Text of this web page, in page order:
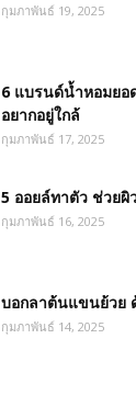
กุมภาพันธ์ 19, 2025
6 แบรนด์น้ำหอมย
อยากอยู่ใกล้
กุมภาพันธ์ 17, 2025
5 ออยล์ทาตัว ช่วย
กุมภาพันธ์ 16, 2025
บอกลาต้นแขนย้วย
กุมภาพันธ์ 14, 2025